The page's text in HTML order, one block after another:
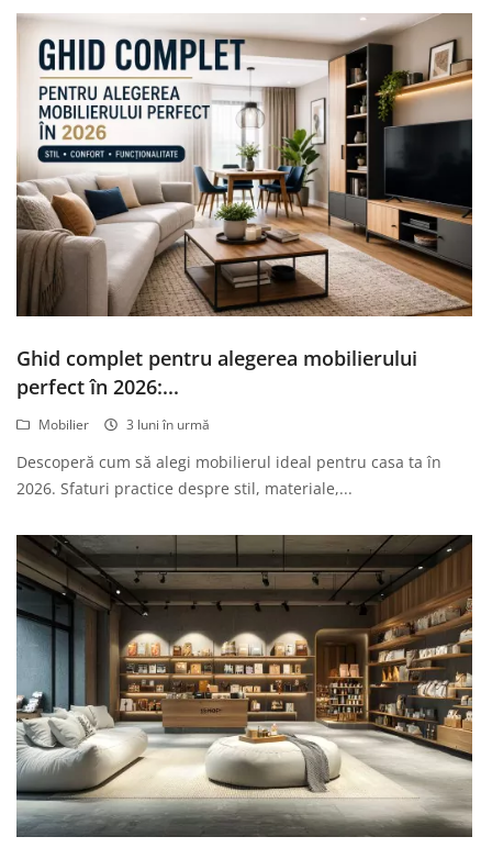
Ghid complet pentru alegerea mobilierului
perfect în 2026:...
Mobilier 3 luni în urmă
Descoperă cum să alegi mobilierul ideal pentru casa ta în
2026. Sfaturi practice despre stil, materiale,...